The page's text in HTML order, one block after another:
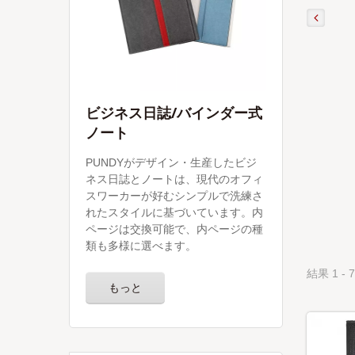
ビジネス日誌/バインダー式
ノート
PUNDYがデザイン・生産したビジ
ネス日誌とノートは、現代のオフィ
スワーカーが好むシンプルで洗練さ
れたスタイルに基づいています。内
ページは交換可能で、内ページの種
類も多様に選べます。
もっと
結果 1 -